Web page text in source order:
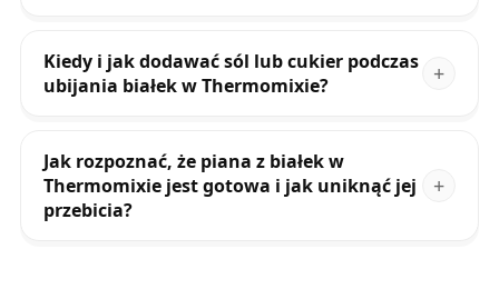
Kiedy i jak dodawać sól lub cukier podczas
ubijania białek w Thermomixie?
Jak rozpoznać, że piana z białek w
Thermomixie jest gotowa i jak uniknąć jej
przebicia?